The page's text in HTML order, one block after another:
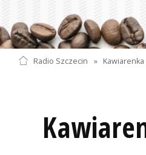
Radio Szczecin »